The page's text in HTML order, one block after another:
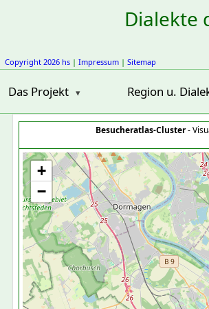
Dialekte
Copyright 2026 hs | Impressum | Sitemap
Das Projekt Region u.
Besucheratlas-Cluster-
+
−